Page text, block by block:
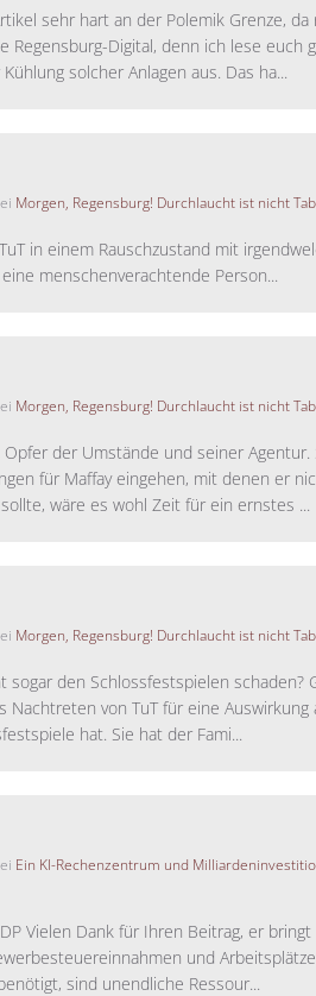
sehr hart an der Polemik Grenze,
Regensburg-Digital, denn ich lese euch
solcher Anlagen aus. Das ha...
Morgen, Regensburg! Durchlaucht ist nicht
in einem Rauschzustand mit
menschenverachtende Person...
Morgen, Regensburg! Durchlaucht ist nicht
Opfer der Umstände und seiner Agentur.
für Maffay eingehen, mit denen er
wäre es wohl Zeit für ein ernstes ...
Morgen, Regensburg! Durchlaucht ist nicht
sogar den Schlossfestspielen schaden?
Nachtreten von TuT für eine Auswirkung
hat. Sie hat der Fami...
Ein KI-Rechenzentrum und
Vielen Dank für Ihren Beitrag, er
und
sind unendliche Ressour...